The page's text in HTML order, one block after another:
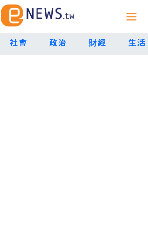
社會 政治 財經 生活